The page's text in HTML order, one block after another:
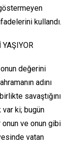
kullandı.
değerini
adını
savaştığını
ki; bugün
onun ve onun gibi
vatan